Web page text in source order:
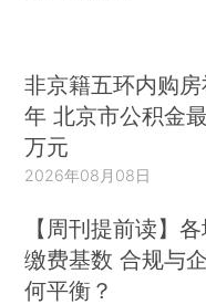
非京籍五环内购
年 北京市公积金
万元
2026年08月08日
【周刊提前读】
缴费基数 合规与
何平衡？